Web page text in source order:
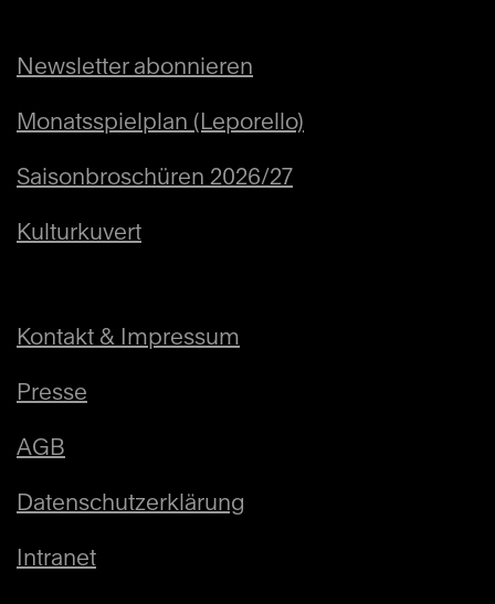
CHF 5 - 8
Sa
12.12.2026
Kinderführung mit allen
Info
CHF 5 - 8
Newsletter abonnieren
Monatsspielplan (Leporello)
Saisonbroschüren 2026/27
Kulturkuvert
Kontakt & Impressum
Presse
AGB
Datenschutzerklärung
Intranet